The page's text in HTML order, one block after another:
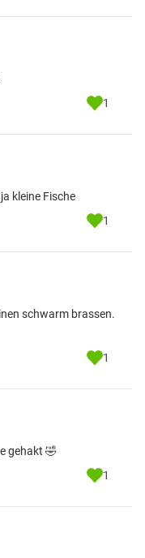
1
kleine Fische
1
schwarm brassen.
1
gehakt 🤣
1